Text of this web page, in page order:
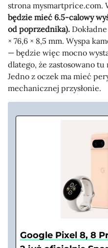
strona mysmartprice.com.
będzie mieć 6.5-calowy
od poprzednika).
× 76,6 × 8,5 mm. Wyspa
— będzie więc mocno
dlatego, że zastosowano
Jedno z oczek ma mieć
mechanicznej przysłonie.
Google Pixel 8, 8